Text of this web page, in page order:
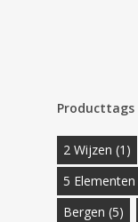
Producttags
2 Wijzen (1)
5 Elementen
Bergen (5)